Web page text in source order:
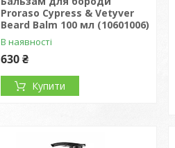
Proraso Cypress & Vetyver
Beard Balm 100 мл (10601006)
В наявності
630 ₴
Купити